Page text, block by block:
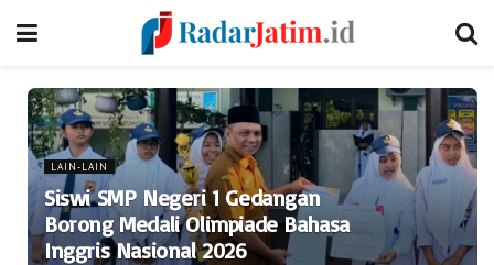
LAIN-LAIN
Siswi SMP Negeri 1 Gedangan
Borong Medali Olimpiade Bahasa
Inggris Nasional 2026